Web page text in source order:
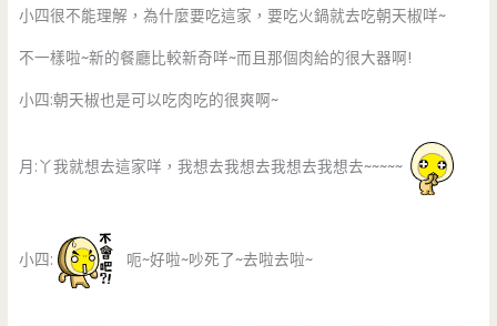
小四很不能理解，為什麼要吃這家，要吃火鍋就去吃朝天椒咩~
不一樣啦~新的餐廳比較新奇咩~而且那個肉給的很大器啊!
小四:朝天椒也是可以吃肉吃的很爽啊~
月:丫我就想去這家咩，我想去我想去我想去我想去~~~~~
小四: 呃~好啦~吵死了~去啦去啦~